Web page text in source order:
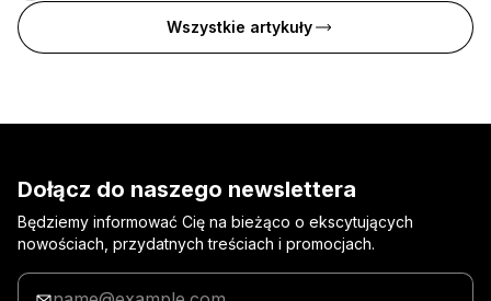
Wszystkie artykuły
Dołącz do naszego newslettera
Będziemy informować Cię na bieżąco o ekscytujących
nowościach, przydatnych treściach i promocjach.
Wpisz